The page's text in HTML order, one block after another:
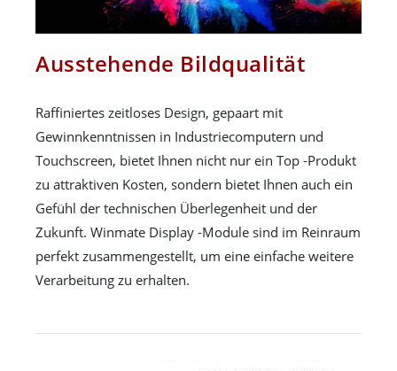
Ausstehende Bildqualität
Raffiniertes zeitloses Design, gepaart mit
Gewinnkenntnissen in Industriecomputern und
Touchscreen, bietet Ihnen nicht nur ein Top -Produkt
zu attraktiven Kosten, sondern bietet Ihnen auch ein
Gefühl der technischen Überlegenheit und der
Zukunft. Winmate Display -Module sind im Reinraum
perfekt zusammengestellt, um eine einfache weitere
Verarbeitung zu erhalten.